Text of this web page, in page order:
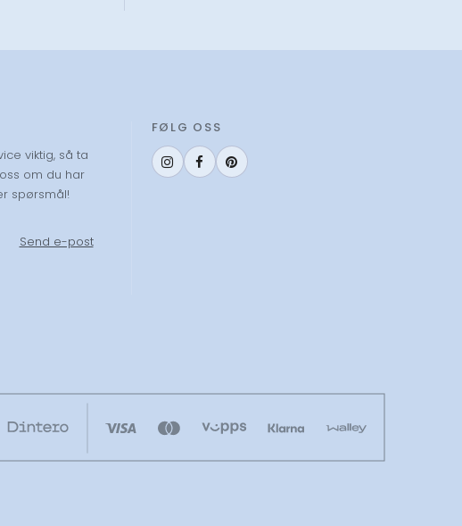
viktig, så ta
om du har
spørsmål!
Send e-post
FØLG OSS